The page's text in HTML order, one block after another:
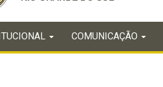
COMUNICAÇÃO